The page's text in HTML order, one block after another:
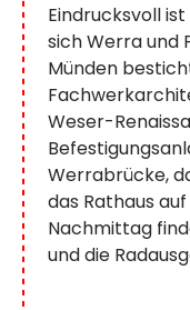
Eindrucksvoll
sich Werra und
Münden
Weser-
Werrabrücke,
das Rathaus
Nachmittag
und die